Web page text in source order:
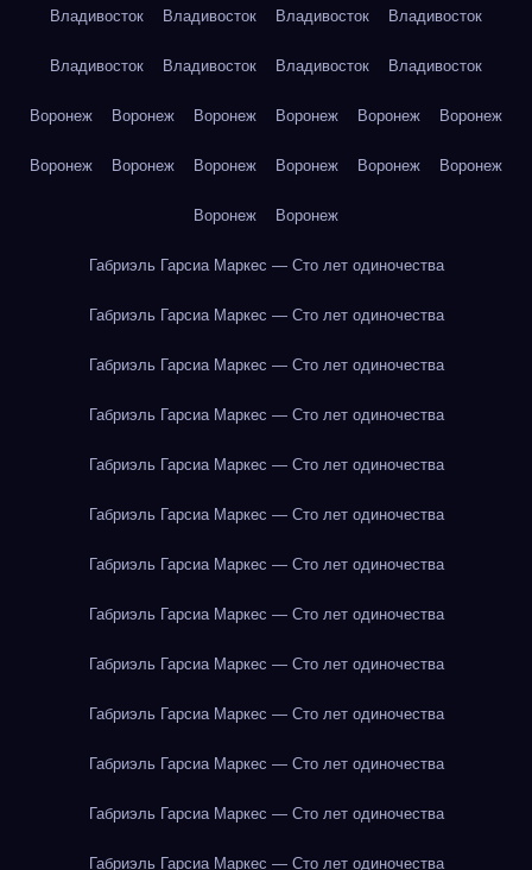
Владивосток Владивосток Владивосток Владивосток
Владивосток Владивосток Владивосток Владивосток
Воронеж Воронеж Воронеж Воронеж Воронеж Воронеж
Воронеж Воронеж Воронеж Воронеж Воронеж Воронеж
Воронеж Воронеж
Габриэль Гарсиа Маркес — Сто лет одиночества
Габриэль Гарсиа Маркес — Сто лет одиночества
Габриэль Гарсиа Маркес — Сто лет одиночества
Габриэль Гарсиа Маркес — Сто лет одиночества
Габриэль Гарсиа Маркес — Сто лет одиночества
Габриэль Гарсиа Маркес — Сто лет одиночества
Габриэль Гарсиа Маркес — Сто лет одиночества
Габриэль Гарсиа Маркес — Сто лет одиночества
Габриэль Гарсиа Маркес — Сто лет одиночества
Габриэль Гарсиа Маркес — Сто лет одиночества
Габриэль Гарсиа Маркес — Сто лет одиночества
Габриэль Гарсиа Маркес — Сто лет одиночества
Габриэль Гарсиа Маркес — Сто лет одиночества